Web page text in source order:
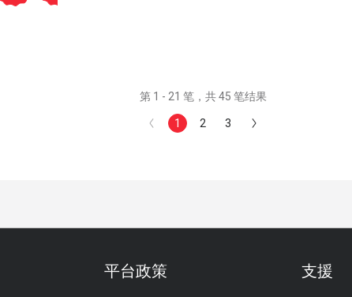
第 1 - 21 笔，共 45 笔结果
1 2 3
平台政策 支援